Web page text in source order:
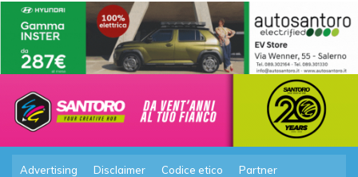
Advertising Disclaimer Codice etico
Partner